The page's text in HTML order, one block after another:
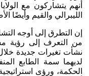
أنهم يتشاركون مع
الليبرالي والقيم وأيضًا
إن التطرق إلى أوجه
من التعرف إلى رؤية
نشأت تغيرات جديدة
لديهما سمة الطابع
الحكمة، ورؤى